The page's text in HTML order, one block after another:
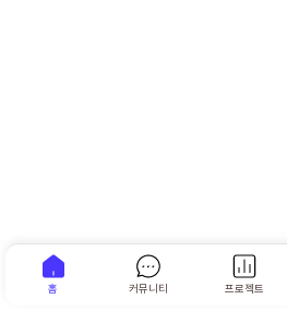
홈 커뮤니티 프로젝트